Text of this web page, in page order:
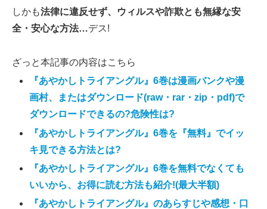
しかも法律に違反せず、ウィルスや詐欺とも無縁な安
全・安心な方法…デス!
ざっと本記事の内容はこちら
『あやかしトライアングル』6巻は漫画バンクや漫
画村、またはダウンロード(raw・rar・zip・pdf)で
ダウンロードできるの?危険性は?
『あやかしトライアングル』6巻を『無料』でイッ
キ見できる方法とは?
『あやかしトライアングル』6巻を無料でなくても
いいから、お得に読む方法も紹介!(最大半額)
『あやかしトライアングル』のあらすじや感想・口